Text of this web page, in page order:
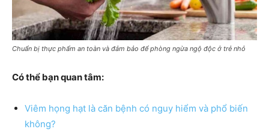
Chuẩn bị thực phẩm an toàn và đảm bảo để phòng ngừa ngộ độc ở trẻ nhỏ
Có thể bạn quan tâm:
Viêm họng hạt là căn bệnh có nguy hiểm và phổ biến
không?